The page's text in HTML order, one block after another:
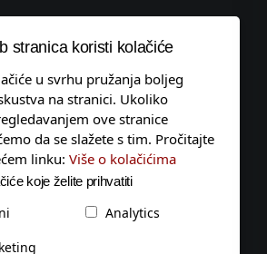
Sva prava pridržana.
stranica koristi kolačiće
u svrhu pružanja boljeg
na stranici. Ukoliko
ove stranice
da se slažete s tim. Pročitajte
linku: Više o kolačićima
koje želite prihvatiti
Analytics